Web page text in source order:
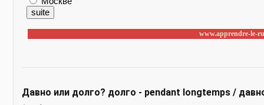
Давно или долго? долго - pendant longtemps /